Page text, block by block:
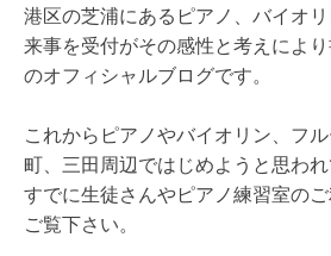
港区の芝浦にあるピアノ、バイオ
来事を受付がその感性と考えによ
のオフィシャルブログです。
これからピアノやバイオリン、フ
町、三田周辺ではじめようと思われ
すでに生徒さんやピアノ練習室の
ご覧下さい。